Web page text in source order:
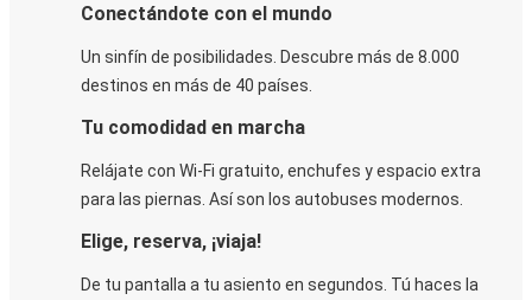
Conectándote con el mundo
Un sinfín de posibilidades. Descubre más de 8.000
destinos en más de 40 países.
Tu comodidad en marcha
Relájate con Wi-Fi gratuito, enchufes y espacio extra
para las piernas. Así son los autobuses modernos.
Elige, reserva, ¡viaja!
De tu pantalla a tu asiento en segundos. Tú haces la